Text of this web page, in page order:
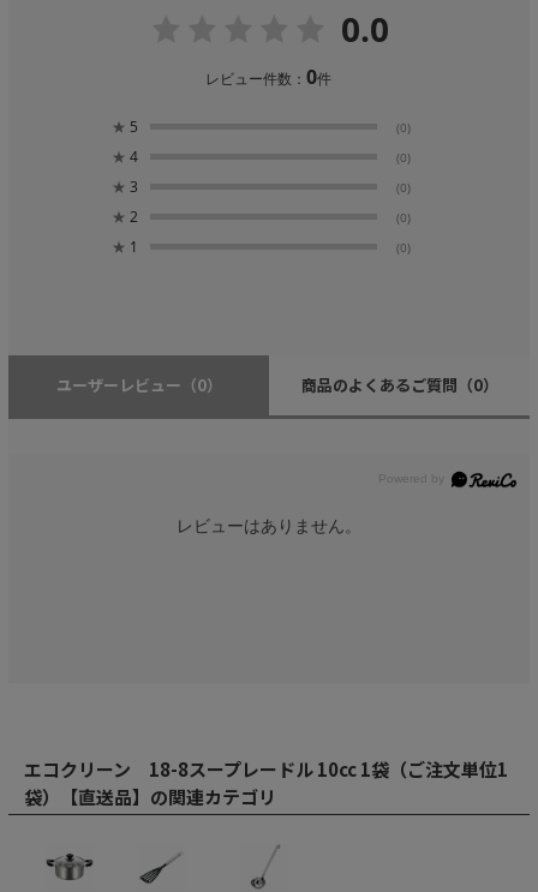
0.0
レビュー件数：0件
★ 5 (0)
★ 4 (0)
★ 3 (0)
★ 2 (0)
★ 1 (0)
ユーザーレビュー （0） 商品のよくあるご質問 （0）
レビューはありません。
エコクリーン 18-8スープレードル 10cc 1袋（ご注文単位1
袋）【直送品】の関連カテゴリ